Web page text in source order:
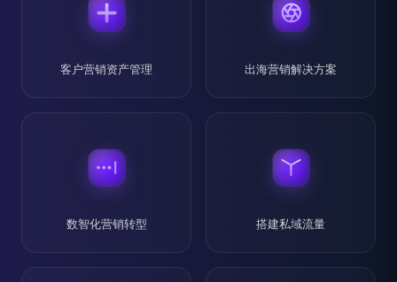
客户营销资产管理 出海营销解决方案
数智化营销转型 搭建私域流量